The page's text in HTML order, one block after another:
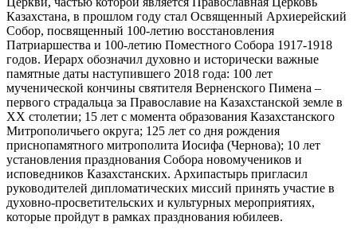
Казахстана, в прошлом году стал Освященный Архиерейский
Собор, посвященный 100-летию восстановления
Патриаршества и 100-летию Поместного Собора 1917-1918
годов. Иерарх обозначил духовно и исторически важные
памятные даты наступившего 2018 года: 100 лет
мученической кончины святителя Верненского Пимена –
первого страдальца за Православие на Казахстанской земле в
ХХ столетии; 15 лет с момента образования Казахстанского
Митрополичьего округа; 125 лет со дня рождения
приснопамятного митрополита Иосифа (Чернова); 10 лет
установления празднования Собора новомучеников и
исповедников Казахстанских. Архипастырь пригласил
руководителей дипломатических миссий принять участие в
духовно-просветительских и культурных мероприятиях,
которые пройдут в рамках празднования юбилеев.